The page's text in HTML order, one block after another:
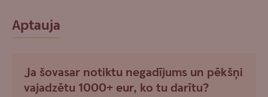
Aptauja
Ja šovasar notiktu negadījums un pēkšņi
vajadzētu 1000+ eur, ko tu darītu?